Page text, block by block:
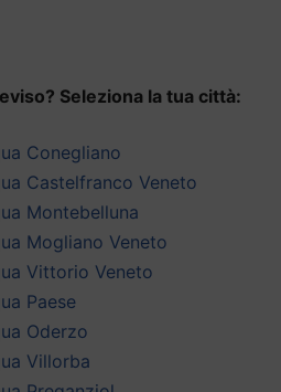
Seleziona la tua città:
Conegliano
Castelfranco Veneto
Montebelluna
Mogliano Veneto
Vittorio Veneto
Paese
Oderzo
Villorba